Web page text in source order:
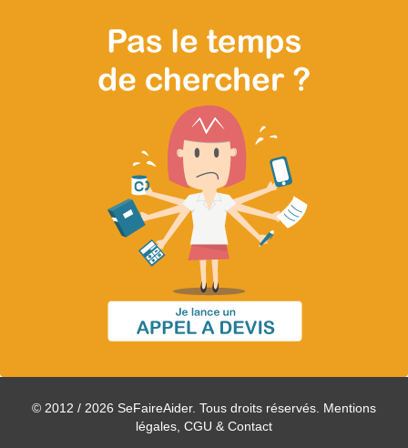
© 2012 / 2026 SeFaireAider. Tous droits réservés. Mentions
légales, CGU & Contact